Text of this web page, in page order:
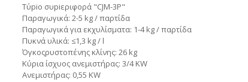
Τύpiο συpiεριφορά "CJM-3P"
Παραγωγικά: 2-5 kg / παρτίδα
Παραγωγικά για εκχυλίσματα: 1-4 kg / παρτίδα
Πυκνά υλικά: ≤1,3 kg / l
Όγκοςρυστοπένης κλίνης: 26 kg
Κύρια ίσχυος ανεμιστήρας: 3/4 KW
Ανεμιστήρας: 0,55 KW